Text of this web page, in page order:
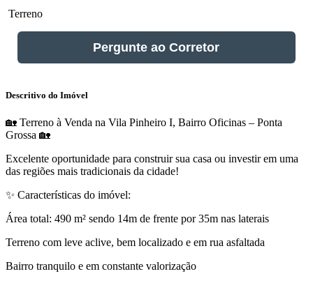
Terreno
Pergunte ao Corretor
Descritivo do Imóvel
🏡 Terreno à Venda na Vila Pinheiro I, Bairro Oficinas – Ponta
Grossa 🏡
Excelente oportunidade para construir sua casa ou investir em uma
das regiões mais tradicionais da cidade!
✨ Características do imóvel:
Área total: 490 m² sendo 14m de frente por 35m nas laterais
Terreno com leve aclive, bem localizado e em rua asfaltada
Bairro tranquilo e em constante valorização